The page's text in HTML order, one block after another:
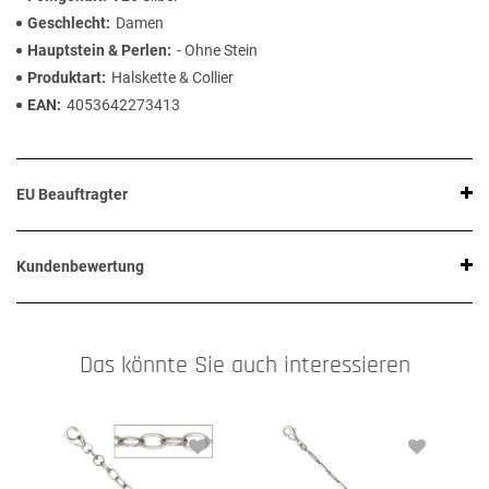
Geschlecht
Damen
Hauptstein & Perlen
- Ohne Stein
Produktart
Halskette & Collier
EAN
4053642273413
EU Beauftragter
Kundenbewertung
Das könnte Sie auch interessieren